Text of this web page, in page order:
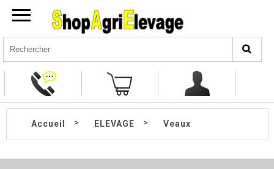
Accueil > ELEVAGE > Veaux